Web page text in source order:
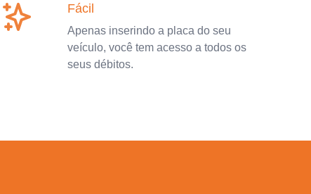
Fácil
Apenas inserindo a placa do seu
veículo, você tem acesso a todos os
seus débitos.